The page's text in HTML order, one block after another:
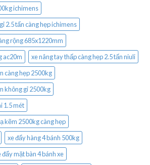
ichimens
2.5 tấn càng hẹp ichimens
rộng 685x1220mm
ac20m
xe nâng tay thấp càng hẹp 2.5 tấn niuli
càng hẹp 2500kg
không gỉ 2500kg
1.5 mét
kẽm 2500kg càng hẹp
xe đẩy hàng 4 bánh 500kg
đẩy mặt bàn 4 bánh xe